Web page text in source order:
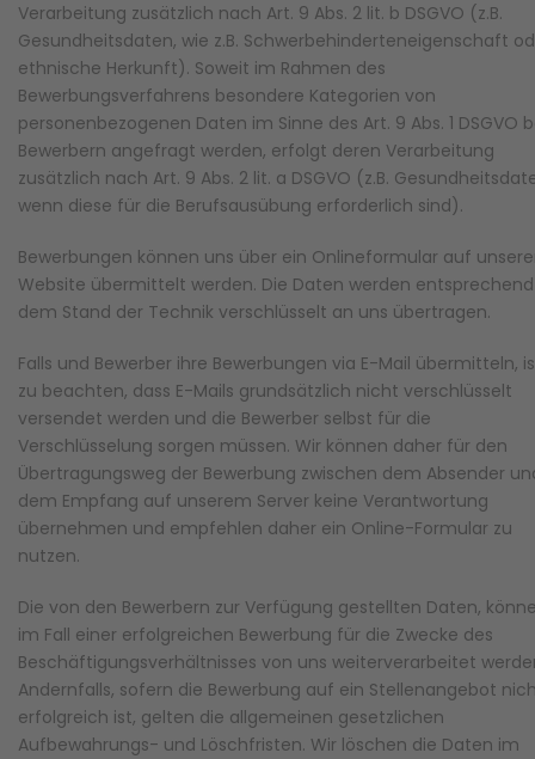
Verarbeitung zusätzlich nach Art. 9 Abs. 2 lit. b DSGVO (z.B.
Gesundheitsdaten, wie z.B. Schwerbehinderteneigenschaft
ethnische Herkunft). Soweit im Rahmen des
Bewerbungsverfahrens besondere Kategorien von
personenbezogenen Daten im Sinne des Art. 9 Abs. 1 DSGVO
Bewerbern angefragt werden, erfolgt deren Verarbeitung
zusätzlich nach Art. 9 Abs. 2 lit. a DSGVO (z.B.
wenn diese für die Berufsausübung erforderlich sind).
Bewerbungen können uns über ein Onlineformular auf
Website übermittelt werden. Die Daten werden entsprechend
dem Stand der Technik verschlüsselt an uns übertragen.
Falls und Bewerber ihre Bewerbungen via E-Mail übermitteln,
zu beachten, dass E-Mails grundsätzlich nicht verschlüsselt
versendet werden und die Bewerber selbst für die
Verschlüsselung sorgen müssen. Wir können daher für den
Übertragungsweg der Bewerbung zwischen dem Absender
dem Empfang auf unserem Server keine Verantwortung
übernehmen und empfehlen daher ein Online-Formular zu
nutzen.
Die von den Bewerbern zur Verfügung gestellten Daten,
im Fall einer erfolgreichen Bewerbung für die Zwecke des
Beschäftigungsverhältnisses von uns weiterverarbeitet
Andernfalls, sofern die Bewerbung auf ein Stellenangebot
erfolgreich ist, gelten die allgemeinen gesetzlichen
Aufbewahrungs- und Löschfristen. Wir löschen die Daten im